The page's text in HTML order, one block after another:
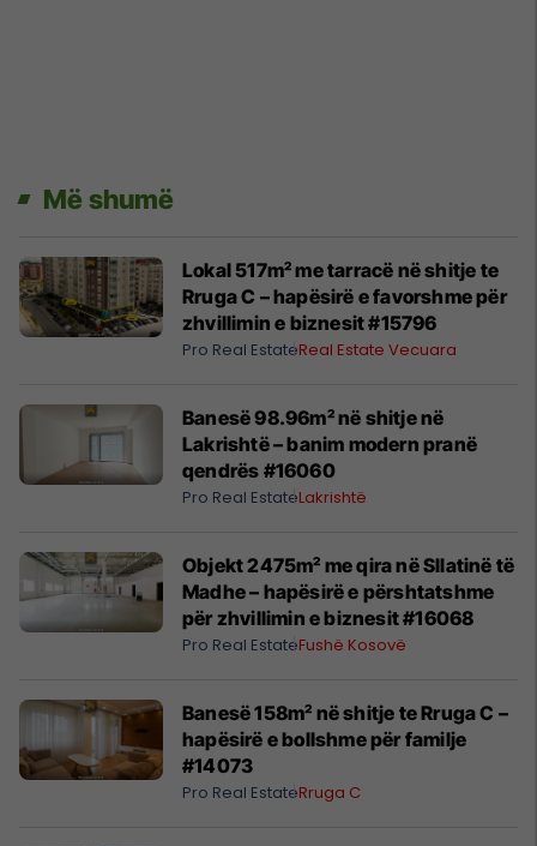
Më shumë
Lokal 517m² me tarracë në shitje te
Rruga C – hapësirë e favorshme për
zhvillimin e biznesit #15796
Pro Real EstateReal Estate Vecuara
Banesë 98.96m² në shitje në
Lakrishtë – banim modern pranë
qendrës #16060
Pro Real EstateLakrishtë
Objekt 2475m² me qira në Sllatinë të
Madhe – hapësirë e përshtatshme
për zhvillimin e biznesit #16068
Pro Real EstateFushë Kosovë
Banesë 158m² në shitje te Rruga C –
hapësirë e bollshme për familje
#14073
Pro Real EstateRruga C